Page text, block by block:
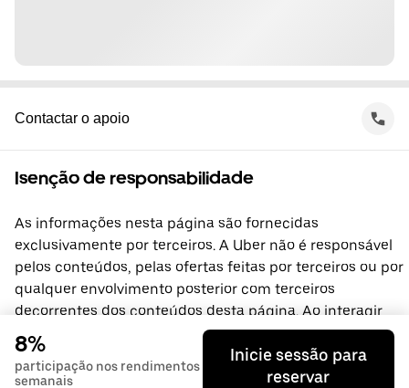
Contactar o apoio
Isenção de responsabilidade
As informações nesta página são fornecidas
exclusivamente por terceiros. A Uber não é responsável
pelos conteúdos, pelas ofertas feitas por terceiros ou por
qualquer envolvimento posterior com terceiros
decorrentes dos conteúdos desta página. Ao interagir
com terceiros, celebra diretamente um acordo com os
mesmos, do qual a Uber não é parte. Se tiver alguma
dúvida, contacte diretamente os terceiros.
8%
participação nos rendimentos
semanais
Inicie sessão para
reservar